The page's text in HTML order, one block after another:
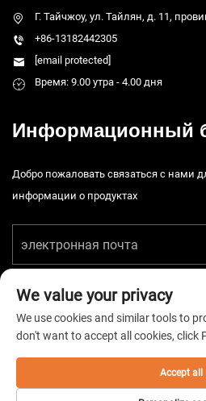
Г. Тайчжоу, ул. Тайлян, д. 11,
+86-13182442305
[email protected]
Время: 9.00 утра - 4.00 дня
Информационный
Добро пожаловать связаться с нами
информации о продуктах
Авторские права © 2026 China Taizhou
Ltd. Все права защищены. -
We value your privacy
We use cookies and similar tools to
don't want to accept all cookies, click
Accept all